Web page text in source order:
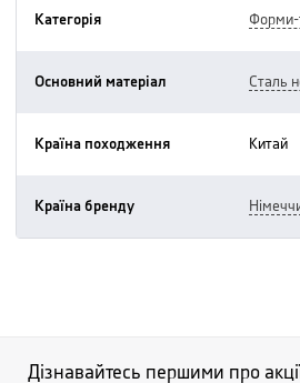
Категорія
Основний матеріал сталь
Країна походження китай
Країна бренду
Дізнавайтесь першими про